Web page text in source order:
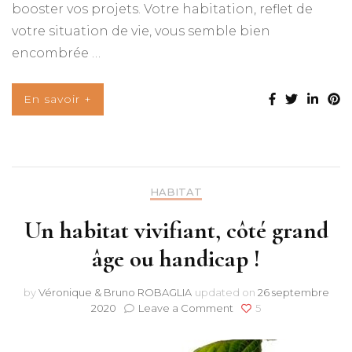
booster vos projets. Votre habitation, reflet de
votre situation de vie, vous semble bien
encombrée …
En savoir +
HABITAT
Un habitat vivifiant, côté grand
âge ou handicap !
byVéronique & Bruno ROBAGLIA updated on 26 septembre
2020
Leave a Comment on
habitat
5